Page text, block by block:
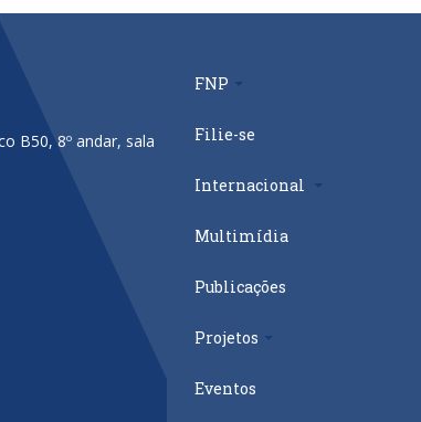
B50, 8º andar, sala
FNP
Filie-se
Internacional
Multimídia
Publicações
Projetos
Eventos